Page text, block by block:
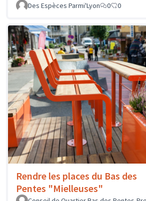
Des Espèces Parmi'Lyon
0 0
Rendre les places du Bas des
Pentes "Mielleuses"